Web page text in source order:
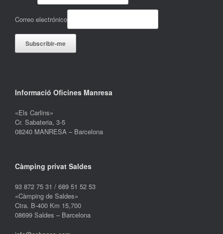
Correo electrónico
Informació Oficines Manresa
«Els Carlins»
Cr. Sabateria, 3-5
08240 MANRESA – Barcelona
Càmping privat Saldes
93 872 75 31 / 689 51 52 53
«Càmping de Saldes»
Ctra. B-400 Km 15,700
08699 Saldes – Barcelona